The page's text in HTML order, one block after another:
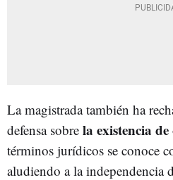
La magistrada también ha
defensa sobre la existencia
términos jurídicos se conoce
aludiendo a la independencia